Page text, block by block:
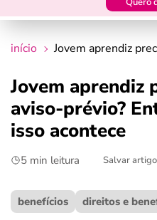
crédito fácil
início Jovem aprendiz
Jovem aprendiz
aviso-prévio?
isso acontece
5 min leitura Salvar artigo
benefícios direitos e